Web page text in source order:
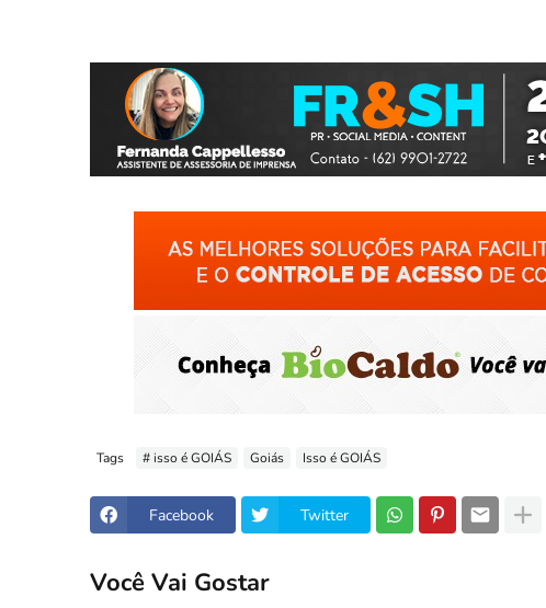
Tags # isso é GOIÁS Goiás Isso é GOIÁS
Facebook Twitter
Você Vai Gostar